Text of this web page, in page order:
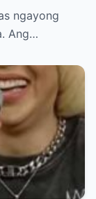
ngayong
Ang…